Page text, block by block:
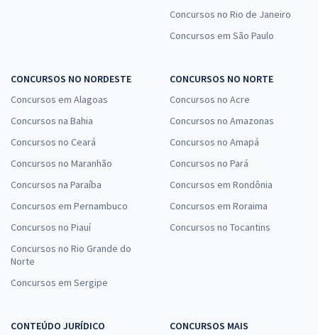
Concursos no Rio de Janeiro
Concursos em São Paulo
CONCURSOS NO NORDESTE
Concursos em Alagoas
Concursos na Bahia
Concursos no Ceará
Concursos no Maranhão
Concursos na Paraíba
Concursos em Pernambuco
Concursos no Piauí
Concursos no Rio Grande do
Norte
Concursos em Sergipe
CONCURSOS NO NORTE
Concursos no Acre
Concursos no Amazonas
Concursos no Amapá
Concursos no Pará
Concursos em Rondônia
Concursos em Roraima
Concursos no Tocantins
CONTEÚDO JURÍDICO
CONCURSOS MAIS